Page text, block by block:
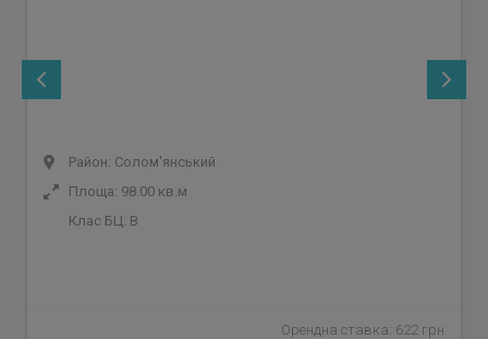
Район: Солом'янський
Площа: 98.00 кв.м
Клас БЦ: B
Орендна ставка: 622 грн